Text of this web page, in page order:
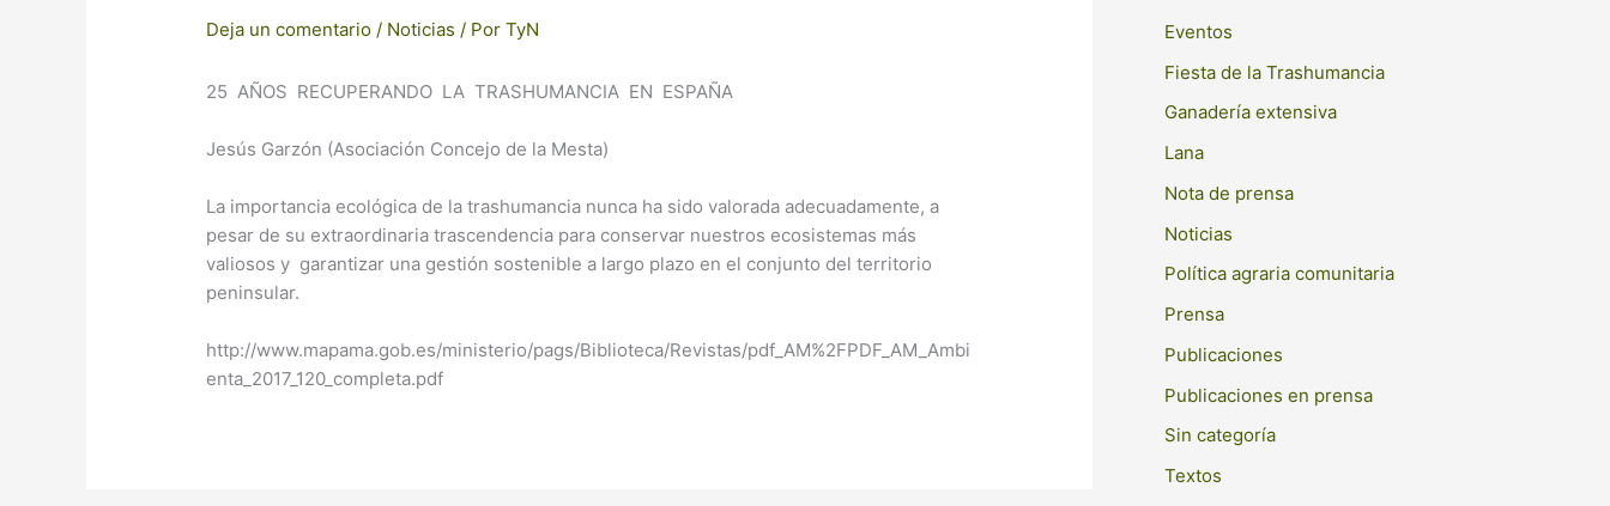
Deja un comentario / Noticias / PorTyN
25 AÑOS RECUPERANDO LA TRASHUMANCIA EN ESPAÑA
Jesús Garzón (Asociación Concejo de la Mesta)
La importancia ecológica de la trashumancia nunca ha sido valorada adecuadamente, a
pesar de su extraordinaria trascendencia para conservar nuestros ecosistemas más
valiosos y garantizar una gestión sostenible a largo plazo en el conjunto del territorio
peninsular.
http://www.mapama.gob.es/ministerio/pags/Biblioteca/Revistas/pdf_AM%2FPDF_AM_Ambi
enta_2017_120_completa.pdf
Eventos
Fiesta de la Trashumancia
Ganadería extensiva
Lana
Nota de prensa
Noticias
Política agraria comunitaria
Prensa
Publicaciones
Publicaciones en prensa
Sin categoría
Textos
s